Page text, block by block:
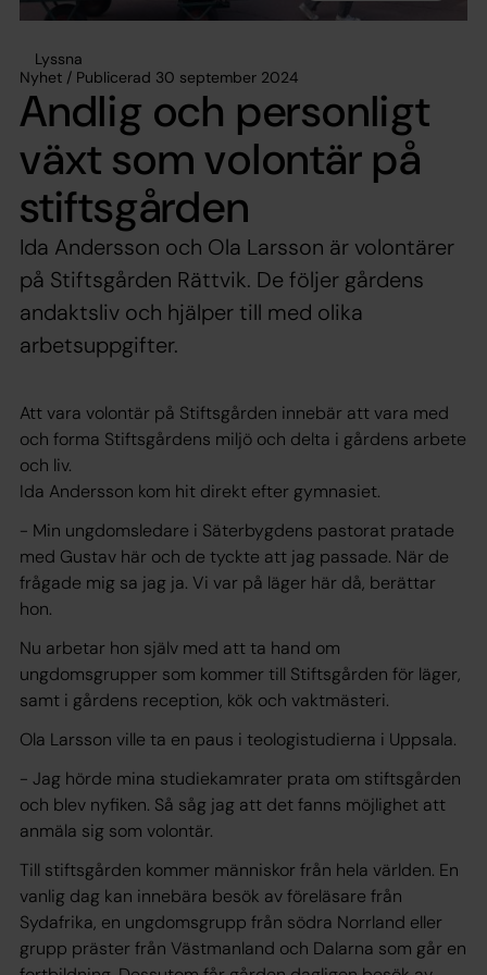
Lyssna
Nyhet / Publicerad 30 september 2024
Andlig och personligt
växt som volontär på
stiftsgården
Ida Andersson och Ola Larsson är volontärer
på Stiftsgården Rättvik. De följer gårdens
andaktsliv och hjälper till med olika
arbetsuppgifter.
Att vara volontär på Stiftsgården innebär att vara med
och forma Stiftsgårdens miljö och delta i gårdens arbete
och liv.
Ida Andersson kom hit direkt efter gymnasiet.
- Min ungdomsledare i Säterbygdens pastorat pratade
med Gustav här och de tyckte att jag passade. När de
frågade mig sa jag ja. Vi var på läger här då, berättar
hon.
Nu arbetar hon själv med att ta hand om
ungdomsgrupper som kommer till Stiftsgården för läger,
samt i gårdens reception, kök och vaktmästeri.
Ola Larsson ville ta en paus i teologistudierna i Uppsala.
- Jag hörde mina studiekamrater prata om stiftsgården
och blev nyfiken. Så såg jag att det fanns möjlighet att
anmäla sig som volontär.
Till stiftsgården kommer människor från hela världen. En
vanlig dag kan innebära besök av föreläsare från
Sydafrika, en ungdomsgrupp från södra Norrland eller
grupp präster från Västmanland och Dalarna som går en